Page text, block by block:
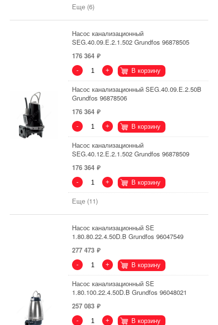
Еще (6)
Насос канализационный
SEG.40.09.E.2.1.502 Grundfos 96878505
176 364
- + В корзину
Насос канализационный SEG.40.09.E.2.50B
Grundfos 96878506
176 364
- + В корзину
Насос канализационный
SEG.40.12.E.2.1.502 Grundfos 96878509
176 364
- + В корзину
Еще (11)
Насос канализационный SE
1.80.80.22.4.50D.B Grundfos 96047549
277 473
- + В корзину
Насос канализационный SE
1.80.100.22.4.50D.B Grundfos 96048021
257 083
- + В корзину